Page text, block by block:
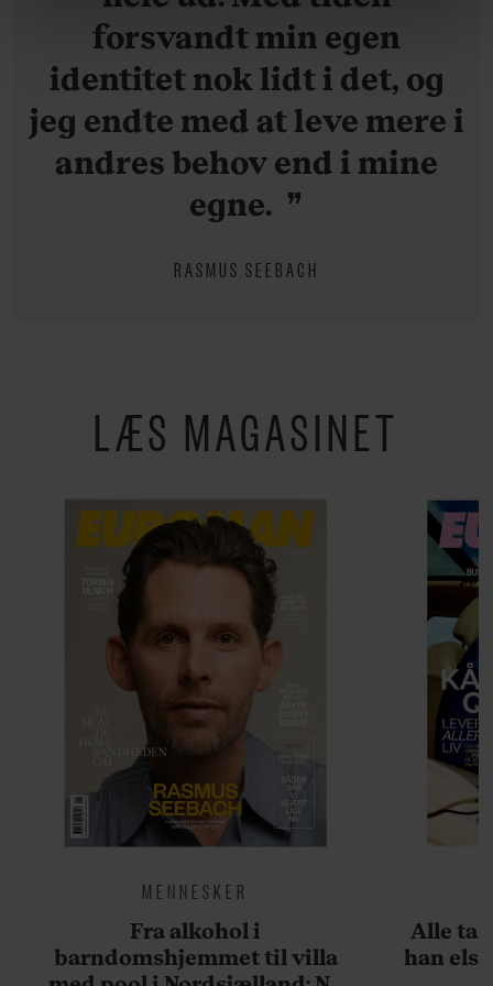
linket, du finder i vores cookiepolitik. Du kan læse mere
om vores brug af cookies, samarbejdspartnere og
behandling af dine personoplysninger i forbindelse
hermed i både vores privatlivspolitikogcookiepolitik
forsvandt min egen
identitet nok lidt i det, og
jeg endte med at leve mere i
andres behov end i mine
egne.
RASMUS SEEBACH
LÆS MAGASINET
MENNESKER
Fra alkohol i
barndomshjemmet til villa
Alle
han